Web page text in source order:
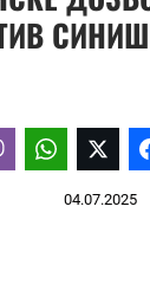
04.07.2025